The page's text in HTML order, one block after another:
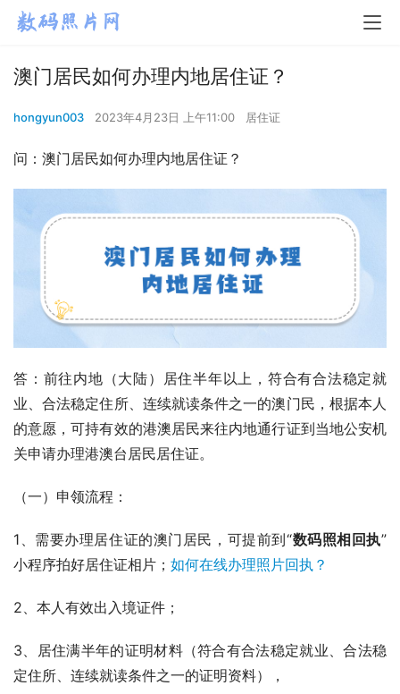
澳门居民如何办理内地居住证？
hongyun003 2023年4月23日 上午11:00 居住证
问：澳门居民如何办理内地居住证？
答：前往内地（大陆）居住半年以上，符合有合法稳定就
业、合法稳定住所、连续就读条件之一的澳门民，根据本人
的意愿，可持有效的港澳居民来往内地通行证到当地公安机
关申请办理港澳台居民居住证。
（一）申领流程：
1、需要办理居住证的澳门居民，可提前到“数码照相回执”
小程序拍好居住证相片； 如何在线办理照片回执？
2、本人有效出入境证件；
3、居住满半年的证明材料（符合有合法稳定就业、合法稳
定住所、连续就读条件之一的证明资料），